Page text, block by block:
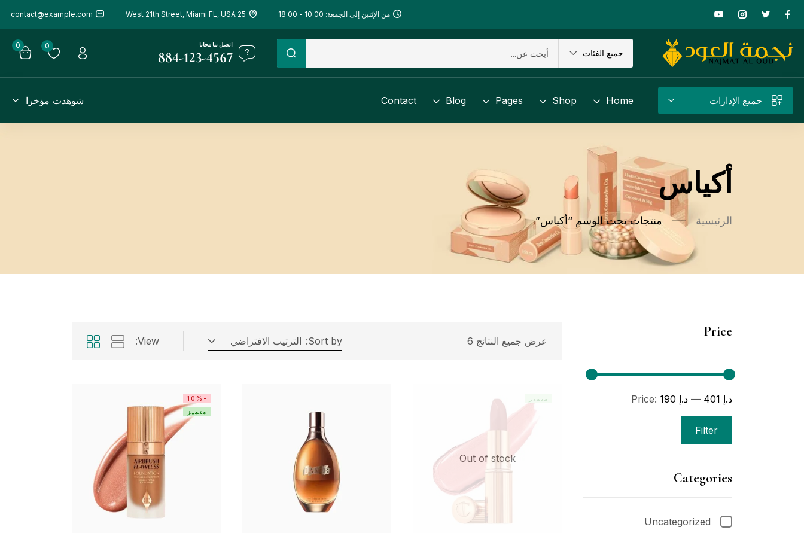
من الإثنين إلى الجمعة: 10:00 - 18:00 25 West 21th Street, Miami FL, USA
contact@example.com
جميع الفئات
اتصل بنا مجانا
884-123-4567
0
0
جميع الإدارات Home
Shop
Pages
Blog
Contact شوهدت مؤخرا
أكياس
الرئيسية منتجات تحت الوسم “أكياس”
Price
Filter
Price: 190 د.إ — 401 د.إ
Categories
Uncategorized
عرض جميع النتائج 6 Sort by: الترتيب الافتراضي View:
Out of stock
متميز
-10%
متميز